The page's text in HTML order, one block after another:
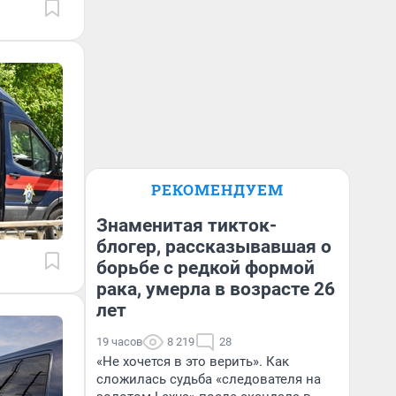
РЕКОМЕНДУЕМ
Знаменитая тикток-
блогер, рассказывавшая о
борьбе с редкой формой
рака, умерла в возрасте 26
лет
19 часов 8 219 28
«Не хочется в это верить». Как
сложилась судьба «следователя на